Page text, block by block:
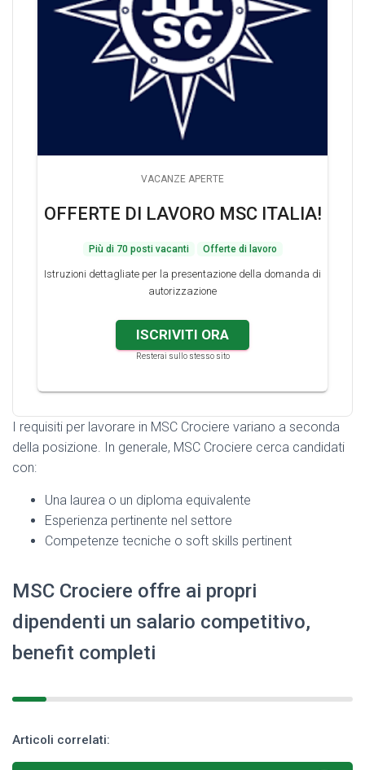
VACANZE APERTE
OFFERTE DI LAVORO MSC ITALIA!
Più di 70 posti vacanti Offerte di lavoro
Istruzioni dettagliate per la presentazione della domanda di
autorizzazione
ISCRIVITI ORA
Resterai sullo stesso sito
I requisiti per lavorare in MSC Crociere variano a seconda
della posizione. In generale, MSC Crociere cerca candidati
con:
Una laurea o un diploma equivalente
Esperienza pertinente nel settore
Competenze tecniche o soft skills pertinent
MSC Crociere offre ai propri
dipendenti un salario competitivo,
benefit completi
Articoli correlati: